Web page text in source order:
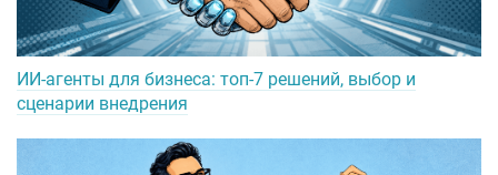
ИИ-агенты для бизнеса: топ-7 решений, выбор и
сценарии внедрения